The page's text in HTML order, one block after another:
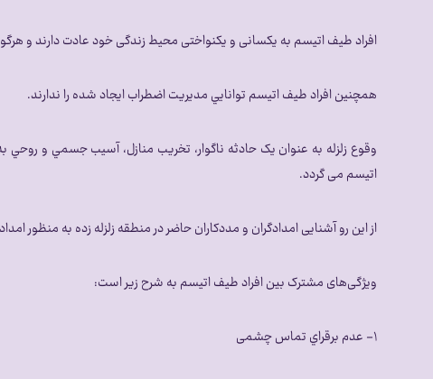
افراد طيف اتیسم به یکسانی و یکنواختی محیط زندگی خود عادت دارند و
همچنين افراد طيف اتيسم توانايي مديريت اضطراب ايجاد شده را ندارند.
وقوع زلزله به عنوان یک حادثه ناگوار، تخریب منازل، آسيب جسمي و روحي
اتيسم می گردد.
از این رو آشنایی امدادگران و مددكاران حاضر در منطقه زلزله زده به
ویژگی‌های مشترک بین افراد طيف اتیسم به شرح زیر است:
۱- عدم برقراي تماس چشمی